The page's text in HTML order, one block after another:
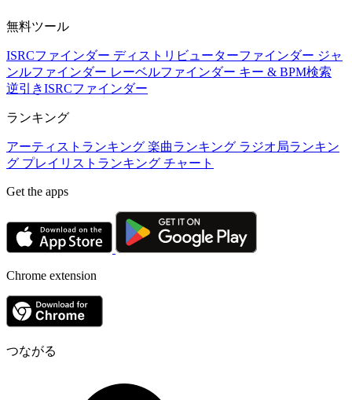
無料ツール
ISRCファインダー ディストリビューターファインダー ジャ
ンルファインダー レーベルファインダー キー & BPM検索
逆引きISRCファインダー
ランキング
アーティストランキング 楽曲ランキング ラジオ局ランキン
グ プレイリストランキング チャート
Get the apps
Chrome extension
つながる